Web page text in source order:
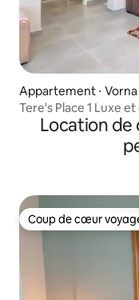
Appartement ⋅ Vorna
Tere's Place 1 Luxe
de l'Afrique
Location de
Coup de cœur
Coup de cœur